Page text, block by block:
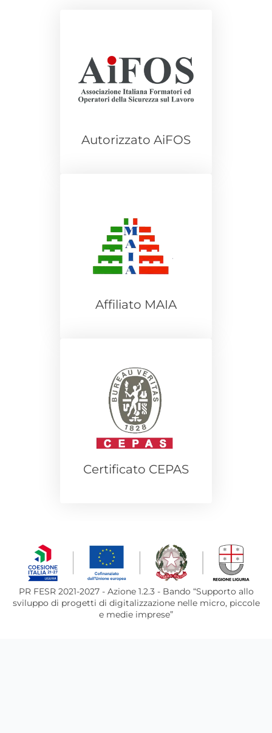
Autorizzato AiFOS
Affiliato MAIA
Certificato CEPAS
PR FESR 2021-2027 - Azione 1.2.3 - Bando “Supporto allo
sviluppo di progetti di digitalizzazione nelle micro, piccole
e medie imprese”